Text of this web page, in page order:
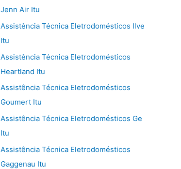
Jenn Air Itu
Assistência Técnica Eletrodomésticos Ilve
Itu
Assistência Técnica Eletrodomésticos
Heartland Itu
Assistência Técnica Eletrodomésticos
Goumert Itu
Assistência Técnica Eletrodomésticos Ge
Itu
Assistência Técnica Eletrodomésticos
Gaggenau Itu